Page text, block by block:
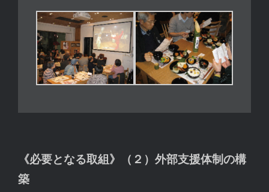
《必要となる取組》（２）外部支援体制の構
築